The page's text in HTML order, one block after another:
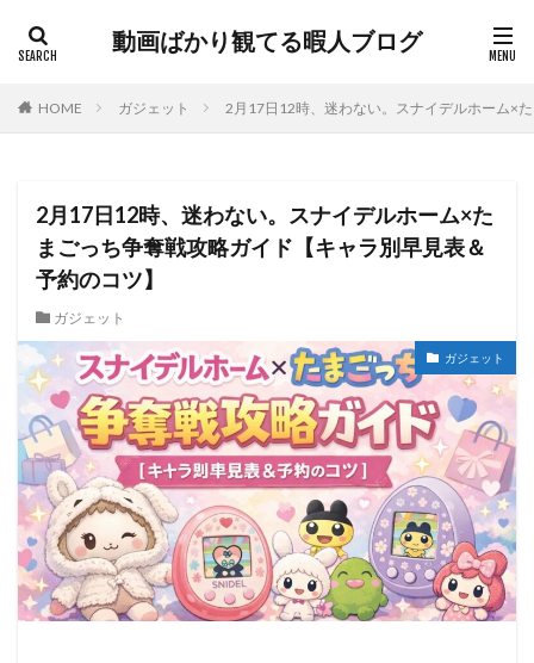
動画ばかり観てる暇人ブログ
HOME ガジェット 2月17日12時、迷わない。スナイデルホーム×
2月17日12時、迷わない。スナイデルホーム×た
まごっち争奪戦攻略ガイド【キャラ別早見表＆
予約のコツ】
ガジェット
ガジェット